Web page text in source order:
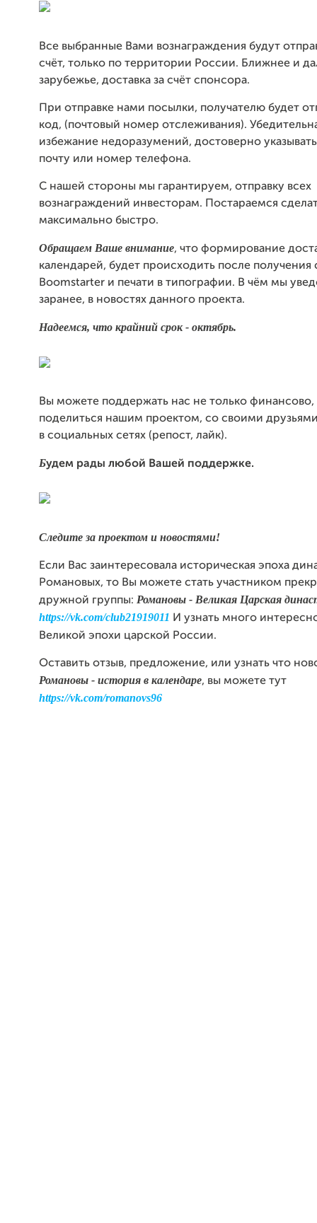
Все выбранные Вами вознаграждения будут
счёт, только по территории России. Ближнее и
зарубежье, доставка за счёт спонсора.
При отправке нами посылки, получателю будет
код, (почтовый номер отслеживания).
избежание недоразумений, достоверно
почту или номер телефона.
С нашей стороны мы гарантируем, отправку всех
вознаграждений инвесторам. Постараемся
максимально быстро.
Обращаем Ваше внимание, что формирование
календарей, будет происходить после получения
Boomstarter и печати в типографии. В чём мы
заранее, в новостях данного проекта.
Надеемся, что крайний срок - октябрь.
Вы можете поддержать нас не только
поделиться нашим проектом, со своими
в социальных сетях (репост, лайк).
Будем рады любой Вашей поддержке.
Следите за проектом и новостями!
Если Вас заинтересовала историческая эпоха
Романовых, то Вы можете стать участником
дружной группы: Романовы - Великая Царская
https://vk.com/club21919011 И узнать много
Великой эпохи царской России.
Оставить отзыв, предложение, или узнать что
Романовы - история в календаре, вы можете тут
https://vk.com/romanovs96